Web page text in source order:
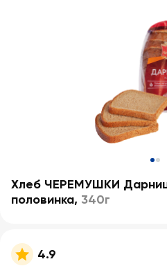
Хлеб ЧЕРЕМУШКИ
половинка, 340г
4.9